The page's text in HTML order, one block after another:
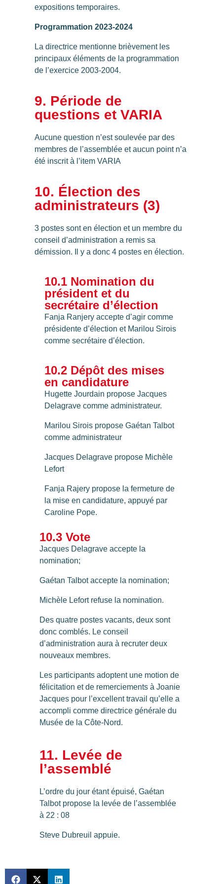
expositions temporaires.
Programmation 2023-2024
La directrice mentionne brièvement les
principaux éléments de la programmation
de l’exercice 2003-2004.
9. Période de
questions et VARIA
Aucune question n’est soulevée par des
membres de l’assemblée et aucun point n’a
été inscrit à l’item VARIA
10. Élection des
administrateurs (3)
3 postes sont en élection et un membre du
conseil d’administration a remis sa
démission. Il y a donc 4 postes en élection.
10.1 Nomination du
président et du
secrétaire d’élection
Fanja Ranjery accepte d’agir comme
présidente d’élection et Marilou Sirois
comme secrétaire d’élection.
10.2 Dépôt des mises
en candidature
Hugette Jourdain propose Jacques
Delagrave comme administrateur.
Marilou Sirois propose Gaétan Talbot
comme administrateur
Jacques Delagrave propose Michèle
Lefort
Fanja Rajery propose la fermeture de
la mise en candidature, appuyé par
Caroline Pope.
10.3 Vote
Jacques Delagrave accepte la
nomination;
Gaétan Talbot accepte la nomination;
Michèle Lefort refuse la nomination.
Des quatre postes vacants, deux sont
donc comblés. Le conseil
d’administration aura à recruter deux
nouveaux membres.
Les participants adoptent une motion de
félicitation et de remerciements à Joanie
Jacques pour l’excellent travail qu’elle a
accompli comme directrice générale du
Musée de la Côte-Nord.
11. Levée de
l’assemblé
L’ordre du jour étant épuisé, Gaétan
Talbot propose la levée de l’assemblée
à 22 : 08
Steve Dubreuil appuie.